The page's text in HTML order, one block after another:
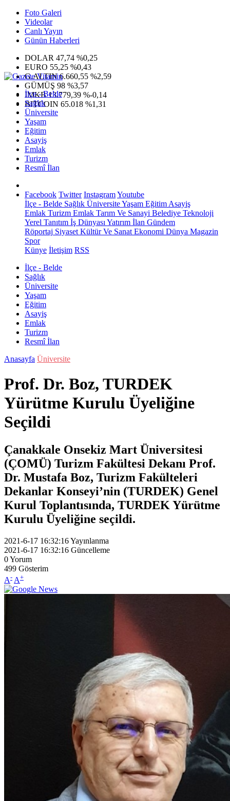
Foto Galeri
Videolar
Canlı Yayın
Günün Haberleri
DOLAR 47,74 %0,25
EURO 55,25 %0,43
G.ALTIN6.660,55 %2,59
GÜMÜŞ 98 %3,57
IMKB13.779,39 %-0,14
BITCOIN 65.018 %1,31
İlçe - Belde
Sağlık
Üniversite
Yaşam
Eğitim
Asayiş
Emlak
Turizm
Resmî İlan
Facebook Twitter InstagramYoutube
İlçe - Belde Sağlık ÜniversiteYaşam Eğitim Asayiş
Emlak Turizm Emlak Tarım Ve Sanayi Belediye Teknoloji
Yerel Tanıtım İş Dünyası Yatırım İlan Gündem
Röportaj Siyaset Kültür Ve Sanat Ekonomi Dünya Magazin
Spor
Künye İletişim RSS
İlçe - Belde
Sağlık
Üniversite
Yaşam
Eğitim
Asayiş
Emlak
Turizm
Resmî İlan
Anasayfa Üniversite
Prof. Dr. Boz, TURDEK
Yürütme Kurulu Üyeliğine
Seçildi
Çanakkale Onsekiz Mart Üniversitesi
(ÇOMÜ) Turizm Fakültesi Dekanı Prof.
Dr. Mustafa Boz, Turizm Fakülteleri
Dekanlar Konseyi’nin (TURDEK) Genel
Kurul Toplantısında, TURDEK Yürütme
Kurulu Üyeliğine seçildi.
2021-6-17 16:32:16Yayınlanma
2021-6-17 16:32:16 Güncelleme
0Yorum
499 Gösterim
A- A+